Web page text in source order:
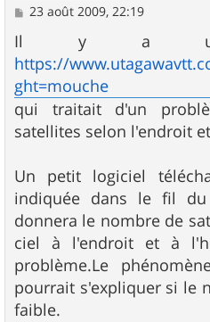
M
a
g
e
23 août 2009, 22:19
Il y a un
https://
ght=mouche
qui traitait d'un
satellites selon l'endroit
Un petit logiciel
indiquée dans le fil
donnera le nombre de
ciel à l'endroit et à
problème.Le
pourrait s'expliquer si le
faible.